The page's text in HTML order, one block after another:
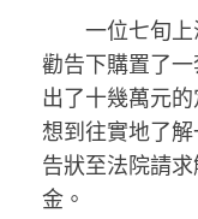
一位七旬
勸告下購置了
出了十幾萬元的
想到往實地了
告狀至法院請
金。